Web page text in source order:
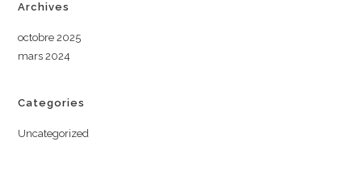
Archives
octobre 2025
mars 2024
Categories
Uncategorized